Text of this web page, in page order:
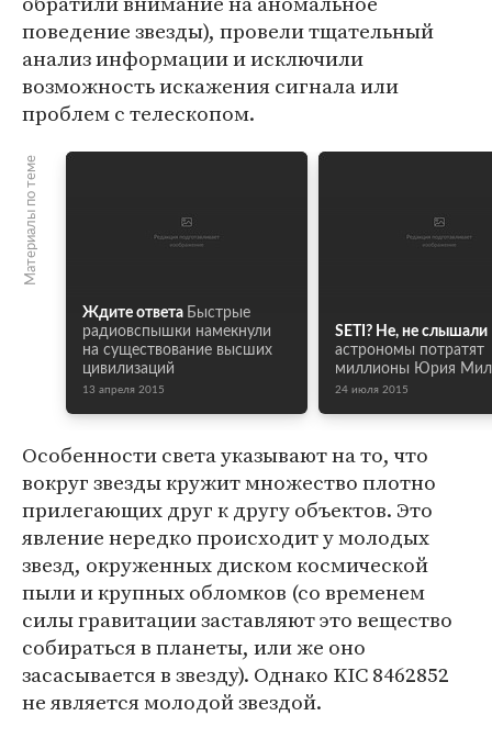
поведение звезды), провели тщательный
анализ информации и исключили
возможность искажения сигнала или
проблем с телескопом.
Материалы по теме
Ждите ответа Быстрые
радиовспышки намекнули
на существование высших
цивилизаций
13 апреля 2015
SETI? Не, не слышали
астрономы потратят
миллионы Юрия
24 июля 2015
Особенности света указывают на то, что
вокруг звезды кружит множество плотно
прилегающих друг к другу объектов. Это
явление нередко происходит у молодых
звезд, окруженных диском космической
пыли и крупных обломков (со временем
силы гравитации заставляют это вещество
собираться в планеты, или же оно
засасывается в звезду). Однако KIC 8462852
не является молодой звездой.